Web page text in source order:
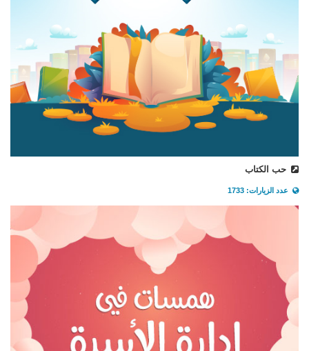
حب الكتاب
عدد الزيارات: 1733